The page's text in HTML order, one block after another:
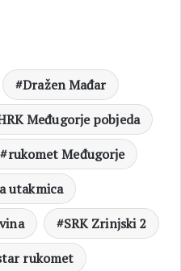
Dražen Mađar
Međugorje pobjeda
rukomet Međugorje
utakmica
SRK Zrinjski 2
rukomet